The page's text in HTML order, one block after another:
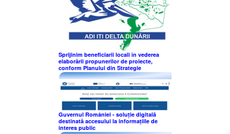
Sprijinim beneficiarii locali în vederea
elaborării propunerilor de proiecte,
conform Planului din Strategie
Guvernul României - soluție digitală
destinată accesului la informațiile de
interes public